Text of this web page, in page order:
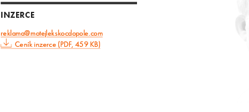
INZERCE
reklama@motejlekskocdopole.com
Ceník inzerce (PDF, 459 KB)